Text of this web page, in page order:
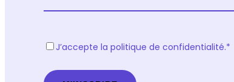
R J’accepte la politique de confidentialité.*